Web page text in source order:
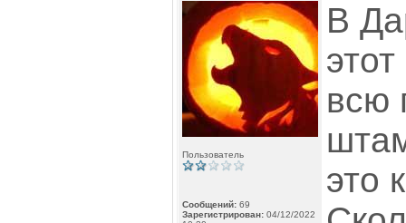
Пользователь
Сообщений: 69
Зарегистрирован: 04/12/2022
В
всю
это